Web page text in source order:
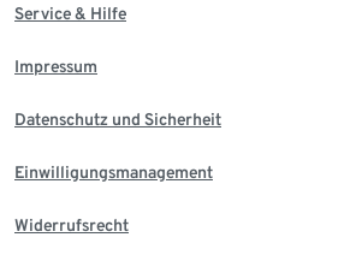
Service & Hilfe
Impressum
Datenschutz und Sicherheit
Einwilligungsmanagement
Widerrufsrecht